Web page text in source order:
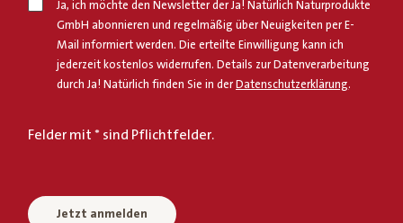
Ja, ich möchte den Newsletter der Ja! Natürlich Naturprodukte
GmbH abonnieren und regelmäßig über Neuigkeiten per E-
Mail informiert werden. Die erteilte Einwilligung kann ich
jederzeit kostenlos widerrufen. Details zur Datenverarbeitung
durch Ja! Natürlich finden Sie in der Datenschutzerklärung.
Felder mit * sind Pflichtfelder.
Jetzt anmelden